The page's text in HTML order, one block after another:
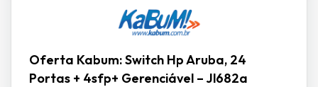
Oferta Kabum: Switch Hp Aruba, 24
Portas + 4sfp+ Gerenciável – Jl682a